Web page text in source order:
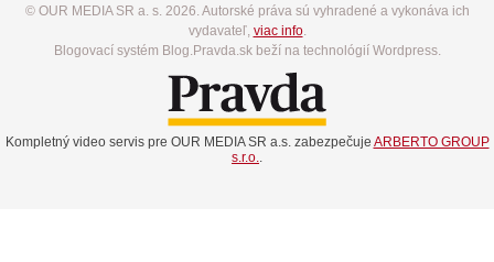
© OUR MEDIA SR a. s. 2026. Autorské práva sú vyhradené a vykonáva ich
vydavateľ, viac info.
Blogovací systém Blog.Pravda.sk beží na technológií Wordpress.
Kompletný video servis pre OUR MEDIA SR a.s. zabezpečuje ARBERTO GROUP
s.r.o..